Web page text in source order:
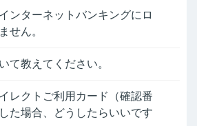
ンターネットバンキングにロ
せん。
て教えてください。
レクトご利用カード（確認番
た場合、どうしたらいいです